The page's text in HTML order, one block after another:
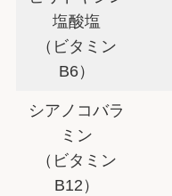
塩酸塩
（ビタミン
B6）
シアノコバラ
ミン
（ビタミン
B12）